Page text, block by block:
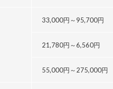
33,000円～95,700円
21,780円～6,560円
55,000円～ 275,000円